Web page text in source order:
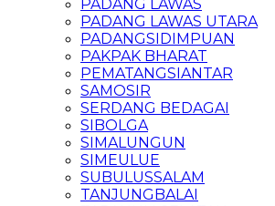
PADANG LAWAS
PADANG LAWAS UTARA
PADANGSIDIMPUAN
PAKPAK BHARAT
PEMATANGSIANTAR
SAMOSIR
SERDANG BEDAGAI
SIBOLGA
SIMALUNGUN
SIMEULUE
SUBULUSSALAM
TANJUNGBALAI